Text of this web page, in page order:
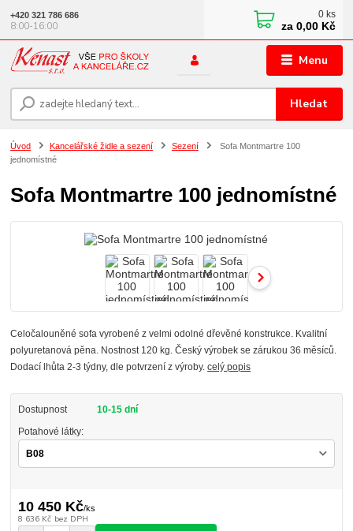
Menu
Hledat
+420 321 786 686
8:00-16:00
0 ks
za 0,00 Kč
Úvod Kancelářské židle a sezení Sezení
Sofa Montmartre 100
jednomístné
Sofa Montmartre 100 jednomístné
Celočalouněné sofa vyrobené z velmi odolné dřevěné konstrukce. Kvalitní
polyuretanová pěna. Nostnost 120 kg. Český výrobek se zárukou 36 měsíců.
Dodací lhůta 2-3 týdny, dle potvrzení z výroby.celý popis
Dostupnost 10-15 dní
Potahové látky:
10 450 Kč/ks
8 636 Kč bez DPH